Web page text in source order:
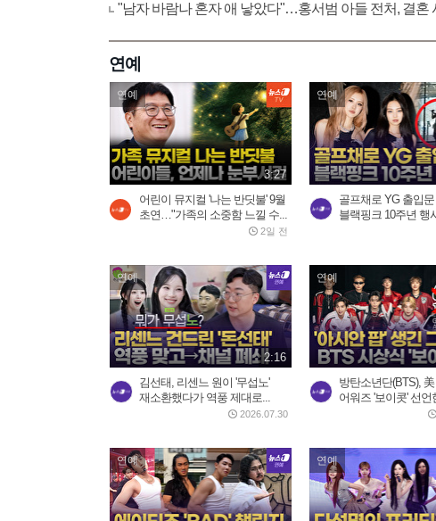
"남자 바람나 혼자 애 낳았다"…홍서범 아들 전처, 결혼
연예
연예
3:27
어린이 뮤지컬 '나는 반딧불' 9월
초연…"가족의 소중함 느낄 수...
2일 전
연예
골프채로 YG 출입문
블랙핑크 10주년 행
연예
2:16
김선태, 리센느 원이 '무섭노'
재소환했다가 역풍 제대로...
2026.07.30
연예
방탄소년단(BTS),
어워즈 '보이콧' 선언
연예 연예